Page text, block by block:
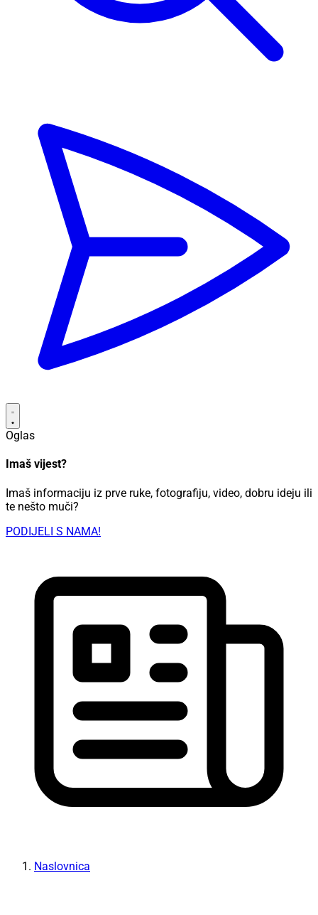
Oglas
Imaš vijest?
Imaš informaciju iz prve ruke, fotografiju, video, dobru ideju ili
te nešto muči?
PODIJELI S NAMA!
Naslovnica